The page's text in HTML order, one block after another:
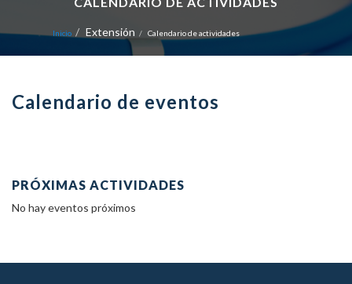
Inicio Extensión Calendario de actividades
Calendario de eventos
PRÓXIMAS ACTIVIDADES
No hay eventos próximos